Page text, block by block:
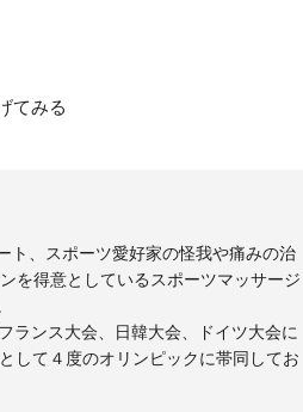
てみる
ト、スポーツ愛好家の怪我や痛みの治
を得意としているスポーツマッサージ
ランス大会、日韓大会、ドイツ大会に
して４度のオリンピックに帯同してお